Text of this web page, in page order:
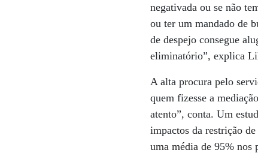
negativada ou se não
ou ter um mandado de
de despejo consegue
eliminatório”, explica
A alta procura pelo
quem fizesse a
atento”, conta. Um
impactos da restrição
uma média de 95% nos